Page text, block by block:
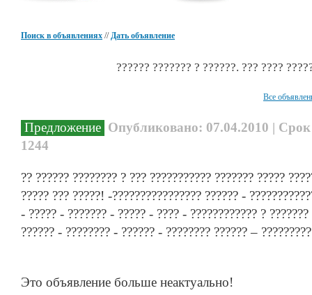
Поиск в объявлениях //Дать объявление
?????? ??????? ? ??????. ??? ????
Все
Предложение Опубликовано: 07.04.2010 |
1244
?? ?????? ???????? ? ??? ??????????? ??????? ?????
????? ??? ?????! -???????????????? ?????? -
- ????? - ??????? - ????? - ???? - ???????????? ?
?????? - ???????? - ?????? - ???????? ?????? –
Это объявление больше неактуально!